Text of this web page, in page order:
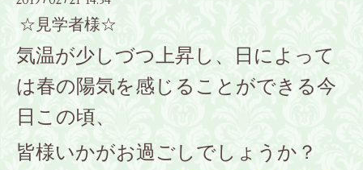
☆見学者様☆
気温が少しづつ上昇し、日によって
は春の陽気を感じることができる今
日この頃、
皆様いかがお過ごしでしょうか？